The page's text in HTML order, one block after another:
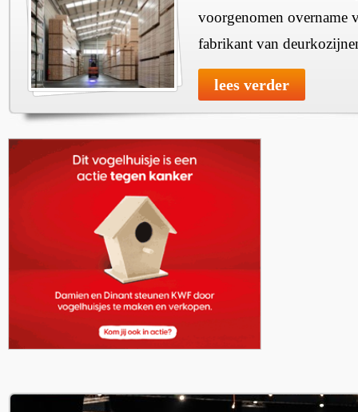
voorgenomen overname
fabrikant van
lees verder